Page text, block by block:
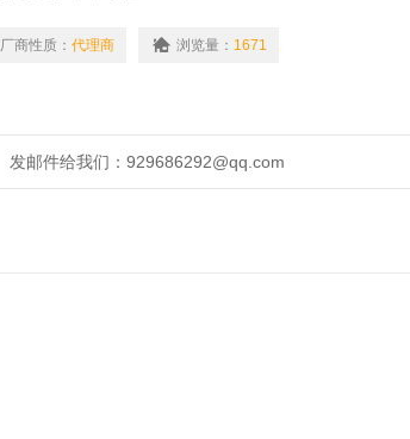
厂商性质： 代理商 浏览量： 1671
发邮件给我们：929686292@qq.com